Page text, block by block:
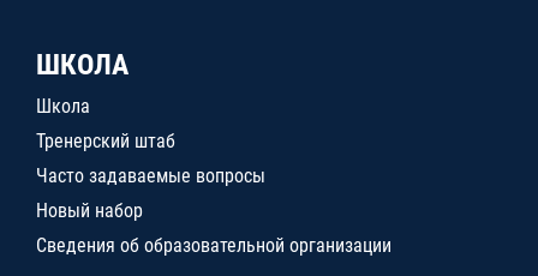
ШКОЛА
Школа
Тренерский штаб
Часто задаваемые вопросы
Новый набор
Сведения об образовательной организации